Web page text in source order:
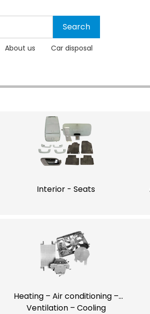
About us
Car disposal
Interior - Seats
Heating – Air conditioning –
Ventilation – Cooling